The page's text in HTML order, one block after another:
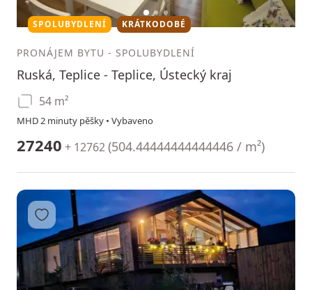
12 3
SPOLUBYDLENÍ KRÁTKODOBÉ
PRONÁJEM BYTU - SPOLUBYDLENÍ
Ruská, Teplice - Teplice, Ústecký kraj
54 m²
MHD 2 minuty pěšky • Vybaveno
27240 + 12762(504.44444444444446 / m²)
Přidat do oblíbených